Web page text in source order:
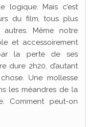
logique. Mais c’est
du film, tous plus
Même notre
et accessoirement
la perte de ses
dure 2h20, d’autant
Une mollesse
les méandres de la
Comment peut-on